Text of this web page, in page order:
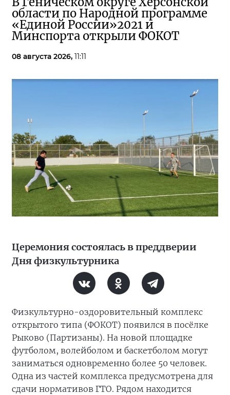
области по Народной программе
«Единой России»2021 и
Минспорта открыли ФОКОТ
08 августа 2026, 11:11
Церемония состоялась в преддверии
Дня физкультурника
Физкультурно-оздоровительный комплекс
открытого типа (ФОКОТ) появился в посёлке
Рыково (Партизаны). На новой площадке
футболом, волейболом и баскетболом могут
заниматься одновременно более 50 человек.
Одна из частей комплекса предусмотрена для
сдачи нормативов ГТО. Рядом находится